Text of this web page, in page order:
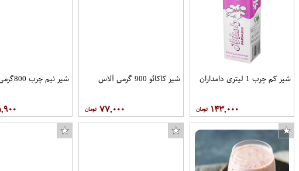
شیر کم چرب 1 لیتری دامداران
۱۴۳,۰۰۰
شیر کاکائو 900 گرمی آلاس
۷۷,۰۰۰
شیر نیم چرب 800گرمی زرناب